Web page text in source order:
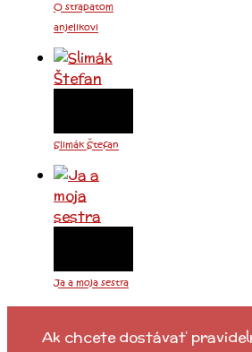
O strapatom
anjelikovi
Slimák Štefan
Ja a moja sestra
Ak chcete dostávať